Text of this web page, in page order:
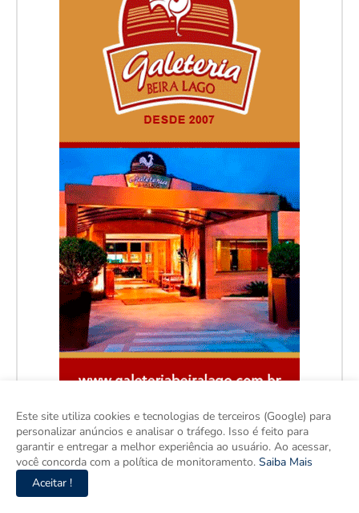
Este site utiliza cookies e tecnologias de terceiros (Google) para
personalizar anúncios e analisar o tráfego. Isso é feito para
garantir e entregar a melhor experiência ao usuário. Ao acessar,
você concorda com a política de monitoramento. Saiba Mais
Aceitar !